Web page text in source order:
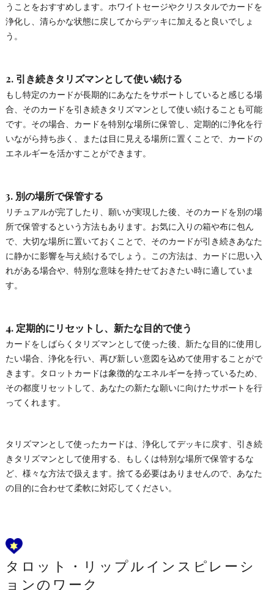
うことをおすすめします。ホワイトセージやクリスタルでカードを
浄化し、清らかな状態に戻してからデッキに加えると良いでしょ
う。
2. 引き続きタリズマンとして使い続ける
もし特定のカードが長期的にあなたをサポートしていると感じる場
合、そのカードを引き続きタリズマンとして使い続けることも可能
です。その場合、カードを特別な場所に保管し、定期的に浄化を行
いながら持ち歩く、または目に見える場所に置くことで、カードの
エネルギーを活かすことができます。
3. 別の場所で保管する
リチュアルが完了したり、願いが実現した後、そのカードを別の場
所で保管するという方法もあります。お気に入りの箱や布に包ん
で、大切な場所に置いておくことで、そのカードが引き続きあなた
に静かに影響を与え続けるでしょう。この方法は、カードに思い入
れがある場合や、特別な意味を持たせておきたい時に適していま
す。
4. 定期的にリセットし、新たな目的で使う
カードをしばらくタリズマンとして使った後、新たな目的に使用し
たい場合、浄化を行い、再び新しい意図を込めて使用することがで
きます。タロットカードは象徴的なエネルギーを持っているため、
その都度リセットして、あなたの新たな願いに向けたサポートを行
ってくれます。
タリズマンとして使ったカードは、浄化してデッキに戻す、引き続
きタリズマンとして使用する、もしくは特別な場所で保管するな
ど、様々な方法で扱えます。捨てる必要はありませんので、あなた
の目的に合わせて柔軟に対応してください。
タロット・リップルインスピレーシ
ョンのワーク